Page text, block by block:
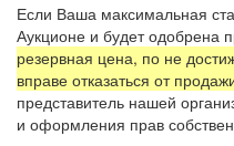
Если Ваша максимальная
Аукционе и будет одобрена
резервная цена, по не
вправе отказаться от
представитель нашей
и оформления прав